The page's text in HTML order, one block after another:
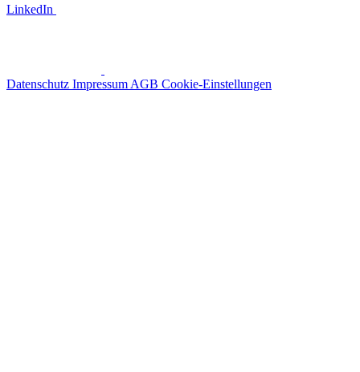
LinkedIn
Datenschutz Impressum AGB Cookie-Einstellungen